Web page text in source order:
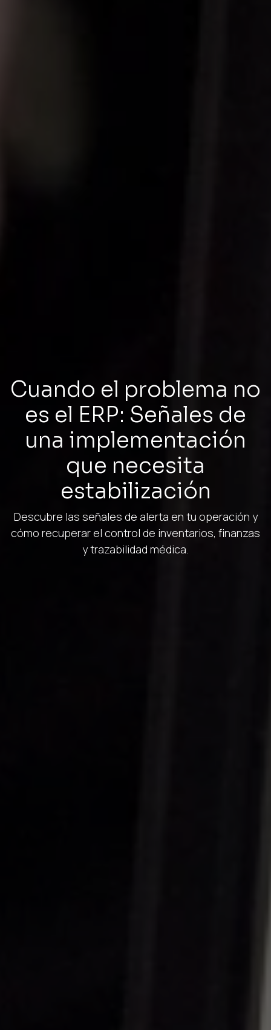
Cuando el problema no
es el ERP: Señales de
una implementación
que necesita
estabilización
Descubre las señales de alerta en tu operación y
cómo recuperar el control de inventarios, finanzas
y trazabilidad médica.